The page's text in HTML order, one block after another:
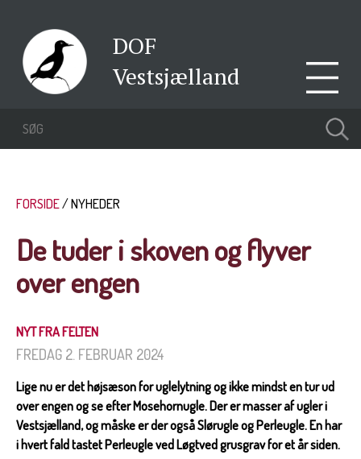
DOF
Vestsjælland
FORSIDE NYHEDER
De tuder i skoven og flyver
over engen
NYT FRA FELTEN
FREDAG 2. FEBRUAR 2024
Lige nu er det højsæson for uglelytning og ikke mindst en tur ud
over engen og se efter Mosehornugle. Der er masser af ugler i
Vestsjælland, og måske er der også Slørugle og Perleugle. En har
i hvert fald tastet Perleugle ved Løgtved grusgrav for et år siden.